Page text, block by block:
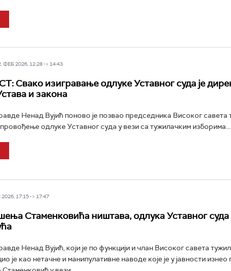
2026, 12:28 -> 14:43
Свако изигравање одлуке Уставног суда је
и закона
Ненад Вујић поново је позвао председника Високог савета
одлуке Уставног суда у вези са тужилачким изборима...
17:15 -> 17:47
Стаменковића ништава, одлука Уставног суда
Ненад Вујић, који је по функцији и члан Високог савета
је као нетачне и манипулативне наводе које је у јавности